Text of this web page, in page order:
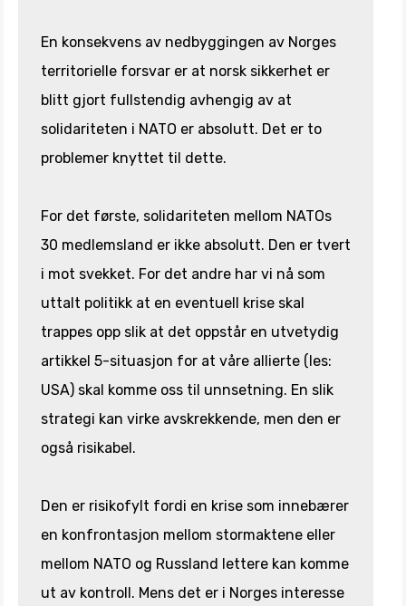
En konsekvens av nedbyggingen av Norges
territorielle forsvar er at norsk sikkerhet er
blitt gjort fullstendig avhengig av at
solidariteten i NATO er absolutt. Det er to
problemer knyttet til dette.
For det første, solidariteten mellom NATOs
30 medlemsland er ikke absolutt. Den er tvert
i mot svekket. For det andre har vi nå som
uttalt politikk at en eventuell krise skal
trappes opp slik at det oppstår en utvetydig
artikkel 5-situasjon for at våre allierte (les:
USA) skal komme oss til unnsetning. En slik
strategi kan virke avskrekkende, men den er
også risikabel.
Den er risikofylt fordi en krise som innebærer
en konfrontasjon mellom stormaktene eller
mellom NATO og Russland lettere kan komme
ut av kontroll. Mens det er i Norges interesse